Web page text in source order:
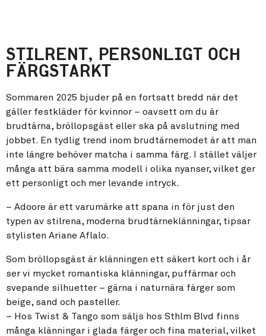
STILRENT, PERSONLIGT OCH
FÄRGSTARKT
Sommaren 2025 bjuder på en fortsatt bredd när det
gäller festkläder för kvinnor – oavsett om du är
brudtärna, bröllopsgäst eller ska på avslutning med
jobbet. En tydlig trend inom brudtärnemodet är att man
inte längre behöver matcha i samma färg. I stället väljer
många att bära samma modell i olika nyanser, vilket ger
ett personligt och mer levande intryck.
– Adoore är ett varumärke att spana in för just den
typen av stilrena, moderna brudtärneklänningar, tipsar
stylisten Ariane Aflalo.
Som bröllopsgäst är klänningen ett säkert kort och i år
ser vi mycket romantiska klänningar, puffärmar och
svepande silhuetter – gärna i naturnära färger som
beige, sand och pasteller.
– Hos Twist & Tango som säljs hos Sthlm Blvd finns
många klänningar i glada färger och fina material, vilket